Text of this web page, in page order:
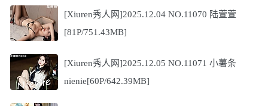
[Xiuren秀人网]2025.12.04 NO.11070 陆萱萱
[81P/751.43MB]
[Xiuren秀人网]2025.12.05 NO.11071 小薯条
nienie[60P/642.39MB]